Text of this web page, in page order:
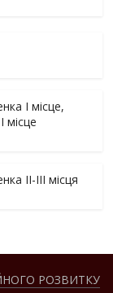
І місце,
місце
ІІ-ІІІ місця
РОЗВИТКУ